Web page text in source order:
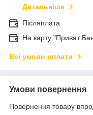
Детальніше
Післяплата
На карту "Приват
Всі умови оплати
Умови повернення
Повернення товару